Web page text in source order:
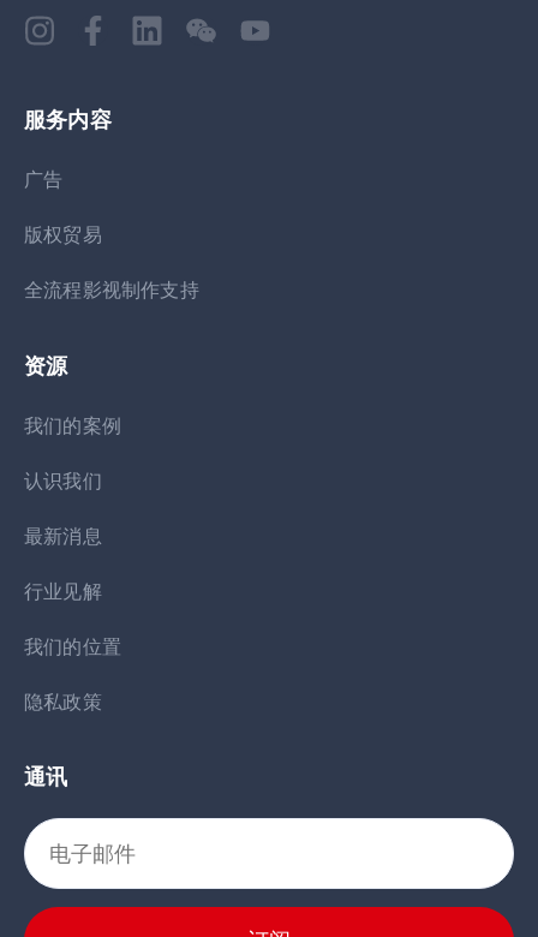
服务内容
广告
版权贸易
全流程影视制作支持
资源
我们的案例
认识我们
最新消息
行业见解
我们的位置
隐私政策
通讯